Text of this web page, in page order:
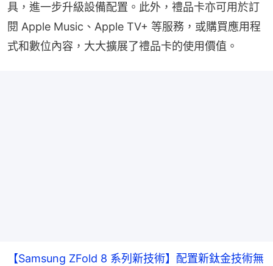
具，進一步升級設備配置。此外，禮品卡亦可用於訂
閱 Apple Music、Apple TV+ 等服務，或購買應用程
式和數位內容，大大擴展了禮品卡的使用價值。
【Samsung ZFold 8 系列新技術】配置新鈦金技術無